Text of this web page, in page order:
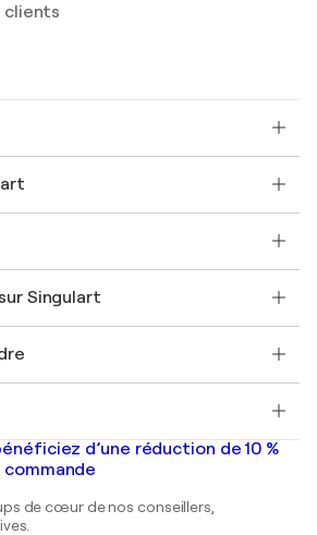
clients
commercial
d'art original
qu'Artiste
Singulart
vendre
d’une réduction de 10 %
de cœur de nos conseillers,